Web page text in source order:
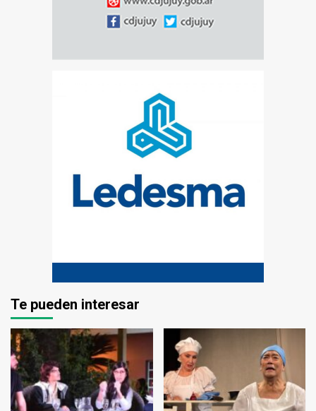
Te pueden interesar